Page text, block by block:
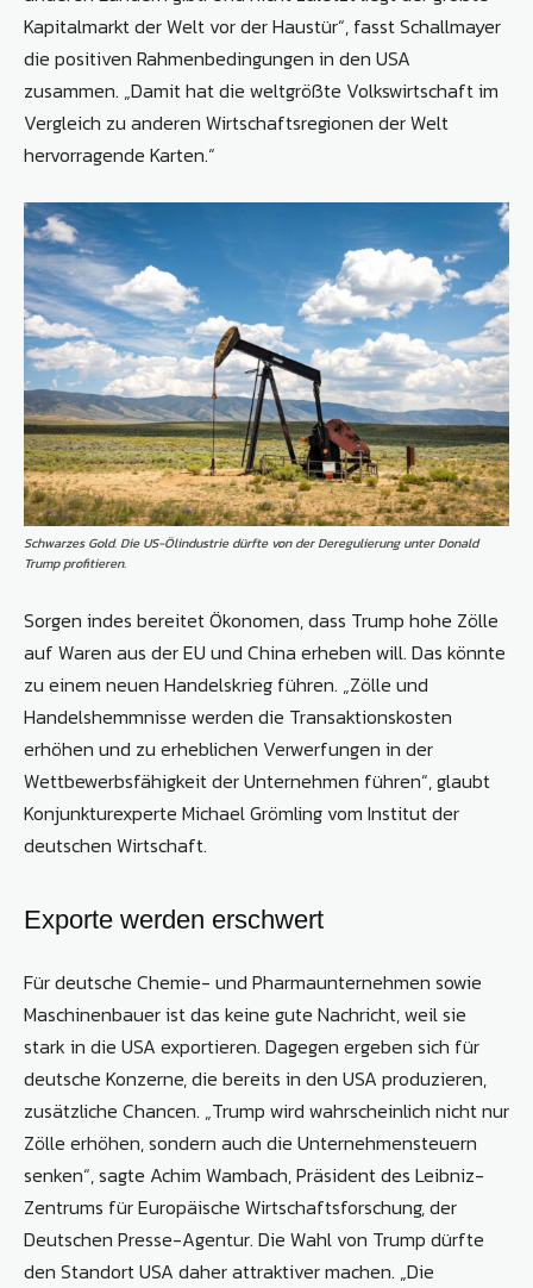
Kapitalmarkt der Welt vor der Haustür“, fasst Schallmayer
die positiven Rahmenbedingungen in den USA
zusammen. „Damit hat die weltgrößte Volkswirtschaft im
Vergleich zu anderen Wirtschaftsregionen der Welt
hervorragende Karten.“
Schwarzes Gold. Die US-Ölindustrie dürfte von der Deregulierung unter Donald
Trump profitieren.
Sorgen indes bereitet Ökonomen, dass Trump hohe Zölle
auf Waren aus der EU und China erheben will. Das könnte
zu einem neuen Handelskrieg führen. „Zölle und
Handelshemmnisse werden die Transaktionskosten
erhöhen und zu erheblichen Verwerfungen in der
Wettbewerbsfähigkeit der Unternehmen führen“, glaubt
Konjunkturexperte Michael Grömling vom Institut der
deutschen Wirtschaft.
Exporte werden erschwert
Für deutsche Chemie- und Pharmaunternehmen sowie
Maschinenbauer ist das keine gute Nachricht, weil sie
stark in die USA exportieren. Dagegen ergeben sich für
deutsche Konzerne, die bereits in den USA produzieren,
zusätzliche Chancen. „Trump wird wahrscheinlich nicht nur
Zölle erhöhen, sondern auch die Unternehmensteuern
senken“, sagte Achim Wambach, Präsident des Leibniz-
Zentrums für Europäische Wirtschaftsforschung, der
Deutschen Presse-Agentur. Die Wahl von Trump dürfte
den Standort USA daher attraktiver machen. „Die